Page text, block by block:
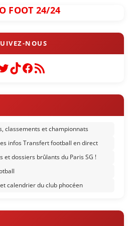
FOOT 24/24
TikTok
Facebook
Flux RSS
classements et championnats
infos Transfert football en direct
et dossiers brûlants du Paris SG !
calendrier du club phocéen